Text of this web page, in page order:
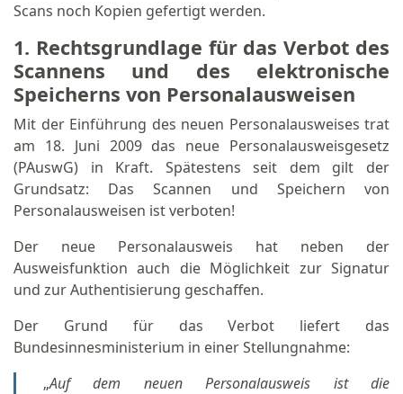
Scans noch Kopien gefertigt werden.
1. Rechtsgrundlage für das Verbot des
Scannens und des elektronische
Speicherns von Personalausweisen
Mit der Einführung des neuen Personalausweises trat
am 18. Juni 2009 das neue Personalausweisgesetz
(PAuswG) in Kraft. Spätestens seit dem gilt der
Grundsatz: Das Scannen und Speichern von
Personalausweisen ist verboten!
Der neue Personalausweis hat neben der
Ausweisfunktion auch die Möglichkeit zur Signatur
und zur Authentisierung geschaffen.
Der Grund für das Verbot liefert das
Bundesinnesministerium in einer Stellungnahme:
„Auf dem neuen Personalausweis ist die